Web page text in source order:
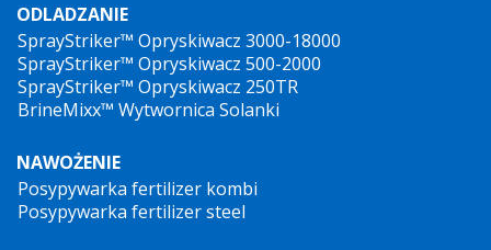
ODLADZANIE
SprayStriker™ Opryskiwacz 3000-18000
SprayStriker™ Opryskiwacz 500-2000
SprayStriker™ Opryskiwacz 250TR
BrineMixx™ Wytwornica Solanki
NAWOŻENIE
Posypywarka fertilizer kombi
Posypywarka fertilizer steel